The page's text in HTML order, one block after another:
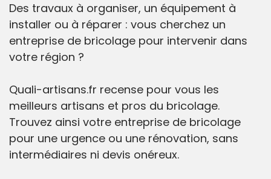
Des travaux à organiser, un équipement à
installer ou à réparer : vous cherchez un
entreprise de bricolage pour intervenir dans
votre région ?
Quali-artisans.fr recense pour vous les
meilleurs artisans et pros du bricolage.
Trouvez ainsi votre entreprise de bricolage
pour une urgence ou une rénovation, sans
intermédiaires ni devis onéreux.